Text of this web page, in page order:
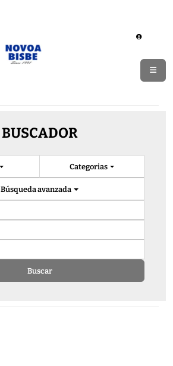
BUSCADOR
Categorias
Búsqueda avanzada
Buscar